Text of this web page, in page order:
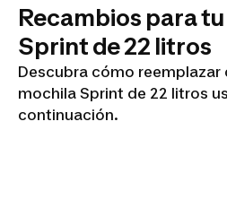
Recambios para
Sprint de 22 litros
Descubra cómo reemplazar
mochila Sprint de 22 litros
continuación.